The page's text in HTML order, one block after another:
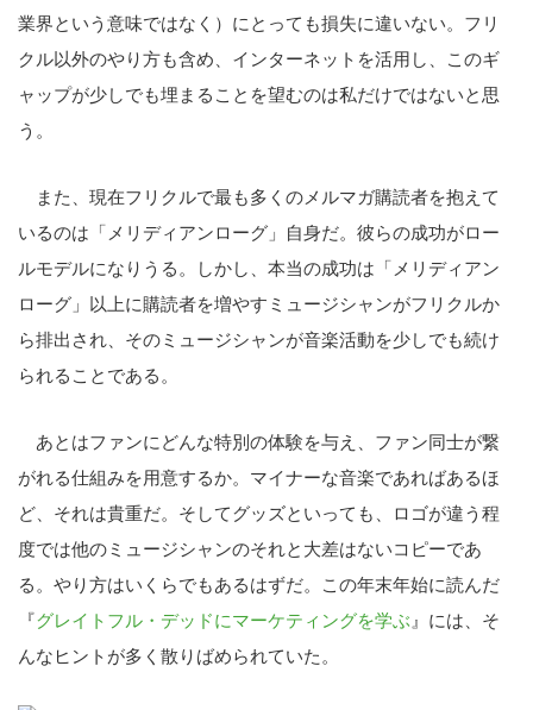
業界という意味ではなく）にとっても損失に違いない。フリ
クル以外のやり方も含め、インターネットを活用し、このギ
ャップが少しでも埋まることを望むのは私だけではないと思
う。
また、現在フリクルで最も多くのメルマガ購読者を抱えて
いるのは「メリディアンローグ」自身だ。彼らの成功がロー
ルモデルになりうる。しかし、本当の成功は「メリディアン
ローグ」以上に購読者を増やすミュージシャンがフリクルか
ら排出され、そのミュージシャンが音楽活動を少しでも続け
られることである。
あとはファンにどんな特別の体験を与え、ファン同士が繋
がれる仕組みを用意するか。マイナーな音楽であればあるほ
ど、それは貴重だ。そしてグッズといっても、ロゴが違う程
度では他のミュージシャンのそれと大差はないコピーであ
る。やり方はいくらでもあるはずだ。この年末年始に読んだ
『グレイトフル・デッドにマーケティングを学ぶ 』には、そ
んなヒントが多く散りばめられていた。